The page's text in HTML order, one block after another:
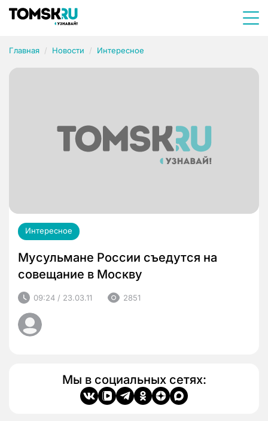
Главная Новости Интересное
Интересное
Мусульмане России съедутся на
совещание в Москву
09:24 / 23.03.11 2851
Мы в социальных сетях: